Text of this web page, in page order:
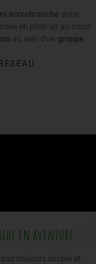
accrobranche entre
en plein air au cœur
au sein d’un groupe
en aventure
pas toujours simple et